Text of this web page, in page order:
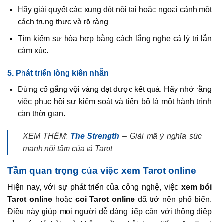
Hãy giải quyết các xung đột nội tại hoặc ngoại cảnh một
cách trung thực và rõ ràng.
Tìm kiếm sự hòa hợp bằng cách lắng nghe cả lý trí lẫn
cảm xúc.
5. Phát triển lòng kiên nhẫn
Đừng cố gắng vội vàng đạt được kết quả. Hãy nhớ rằng
việc phục hồi sự kiểm soát và tiến bộ là một hành trình
cần thời gian.
XEM THÊM: The Strength – Giải mã ý nghĩa sức
mạnh nội tâm của lá Tarot
Tầm quan trọng của việc xem Tarot online
Hiện nay, với sự phát triển của công nghệ, việcxem bói
Tarot online hoặccoi Tarot onlineđã trở nên phổ biến.
Điều này giúp mọi người dễ dàng tiếp cận với thông điệp